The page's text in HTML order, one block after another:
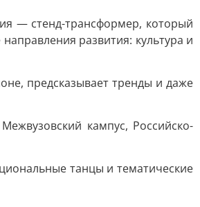
— стенд-трансформер, который
развития: культура и
предсказывает тренды и даже
кампус, Российско-
танцы и тематические